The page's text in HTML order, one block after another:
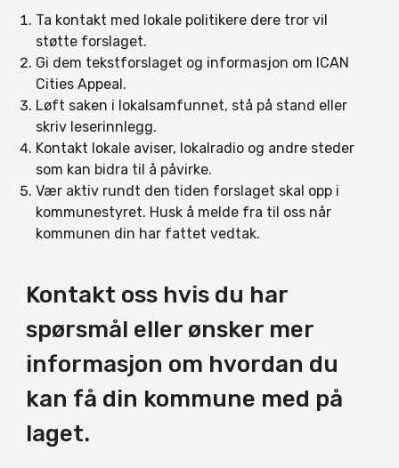
Ta kontakt med lokale politikere dere tror vil
støtte forslaget.
Gi dem tekstforslaget og informasjon om ICAN
Cities Appeal.
Løft saken i lokalsamfunnet, stå på stand eller
skriv leserinnlegg.
Kontakt lokale aviser, lokalradio og andre steder
som kan bidra til å påvirke.
Vær aktiv rundt den tiden forslaget skal opp i
kommunestyret. Husk å melde fra til oss når
kommunen din har fattet vedtak.
Kontakt oss hvis du har
spørsmål eller ønsker mer
informasjon om hvordan du
kan få din kommune med på
laget.